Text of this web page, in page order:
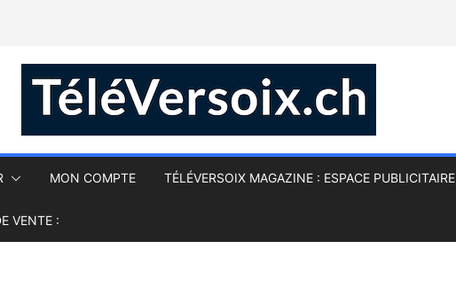
MON COMPTE TÉLÉVERSOIX MAGAZINE : ESPACE PUBLICITAIRE
VENTE :